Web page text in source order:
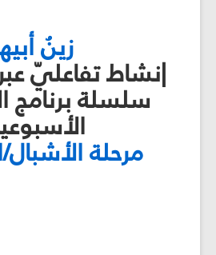
زينُ
|نشاط تفاعليّ
سلسلة برنامج
مرحلة